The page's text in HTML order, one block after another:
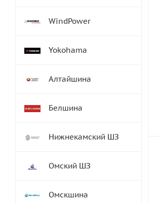
WindPower
Yokohama
Алтайшина
Белшина
Нижнекамский ШЗ
Омский ШЗ
Омскшина